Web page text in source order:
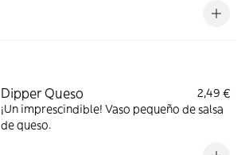
Dipper Queso
2,49 €
¡Un imprescindible! Vaso pequeño de salsa
de queso.